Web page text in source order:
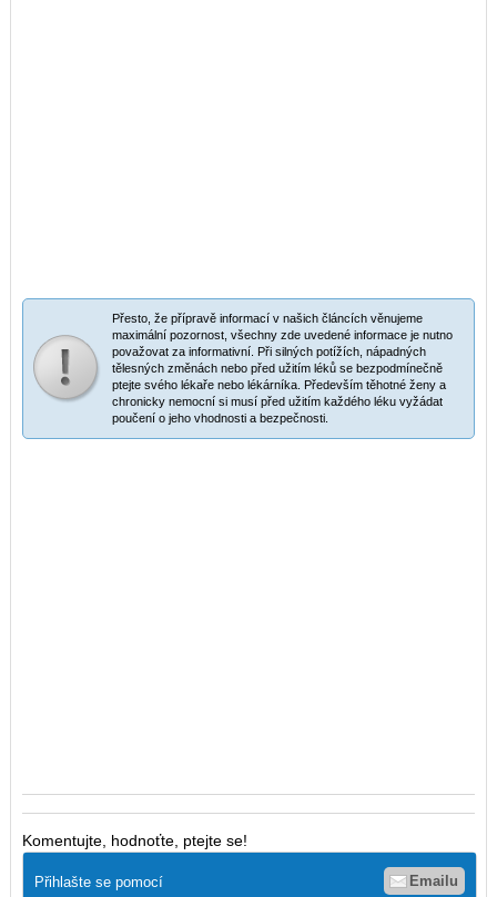
Přesto, že přípravě informací v našich článcích věnujeme
maximální pozornost, všechny zde uvedené informace je nutno
považovat za informativní. Při silných potížích, nápadných
tělesných změnách nebo před užitím léků se bezpodmínečně
ptejte svého lékaře nebo lékárníka. Především těhotné ženy a
chronicky nemocní si musí před užitím každého léku vyžádat
poučení o jeho vhodnosti a bezpečnosti.
Komentujte, hodnoťte, ptejte se!
Přihlašte se pomocí Emailu